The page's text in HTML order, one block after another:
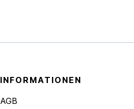
INFORMATIONEN
AGB